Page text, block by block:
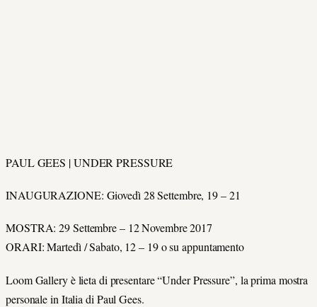
PAUL GEES | UNDER PRESSURE
INAUGURAZIONE: Giovedì 28 Settembre, 19 – 21
MOSTRA: 29 Settembre – 12 Novembre 2017
ORARI: Martedì / Sabato, 12 – 19 o su appuntamento
Loom Gallery è lieta di presentare “Under Pressure”, la prima mostra
personale in Italia di Paul Gees.